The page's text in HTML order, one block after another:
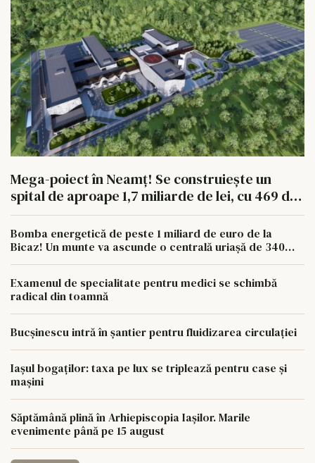
Mega-poiect în Neamț! Se construiește un
spital de aproape 1,7 miliarde de lei, cu 469 de
paturi
Bomba energetică de peste 1 miliard de euro de la
Bicaz! Un munte va ascunde o centrală uriașă de 340
Examenul de specialitate pentru medici se schimbă
radical din toamnă
Bucșinescu intră în șantier pentru fluidizarea circulației
Iașul bogaților: taxa pe lux se triplează pentru case și
mașini
Săptămână plină în Arhiepiscopia Iașilor. Marile
evenimente până pe 15 august